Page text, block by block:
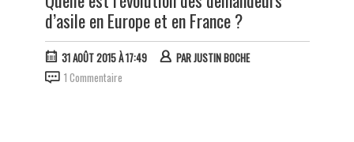
d’asile en Europe et en France ?
31 AOÛT 2015 À 17:49 PARJUSTIN BOCHE
1 Commentaire